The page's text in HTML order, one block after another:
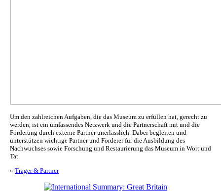
Um den zahlreichen Aufgaben, die das Museum zu erfüllen hat, gerecht zu
werden, ist ein umfassendes Netzwerk und die Partnerschaft mit und die
Förderung durch externe Partner unerlässlich. Dabei begleiten und
unterstützen wichtige Partner und Förderer für die Ausbildung des
Nachwuchses sowie Forschung und Restaurierung das Museum in Wort und
Tat.
» Träger & Partner